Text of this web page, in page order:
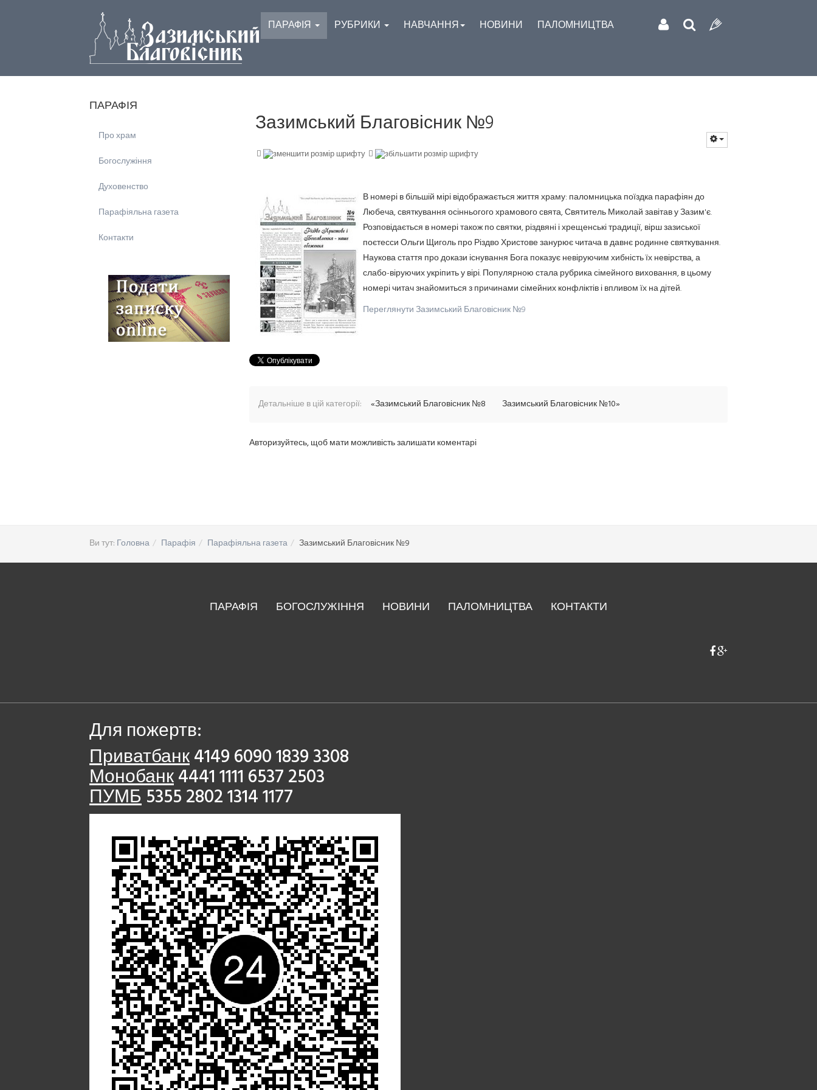
ПАРАФІЯ РУБРИКИ НАВЧАННЯ НОВИНИ ПАЛОМНИЦТВА
Зазимський Благовісник №9
В номері в більшій мірі відображається життя храму: паломницька поїздка парафіян до
Любеча, святкування осінньогого храмового свята, Святитель Миколай завітав у Зазим'є.
Розповідається в номері також по святки, різдвяні і хрещенські традиції, вірш зазиської
поєтесси Ольги Щиголь про Різдво Христове занурює читача в давнє родинне святкування.
Наукова стаття про докази існування Бога показує невіруючим хибність їх невірства, а
слабо-віруючих укріпить у вірі. Популярною стала рубрика сімейного виховання, в цьому
номері читач знайомиться з причинами сімейних конфліктів і впливом їх на дітей.
Переглянути Зазимський Благовісник №9
Детальніше в цій категорії: «Зазимський Благовісник №8 Зазимський Благовісник №10»
Авторизуйтесь, щоб мати можливість залишати коментарі
ПАРАФІЯ
Про храм
Богослужіння
Духовенство
Парафіяльна газета
Контакти
Ви тут: Головна Парафія Парафіяльна газета Зазимський Благовісник №9
ПАРАФІЯ БОГОСЛУЖІННЯ НОВИНИ ПАЛОМНИЦТВА КОНТАКТИ
Для пожертв:
Приватбанк4149 6090 1839 3308
Монобанк4441 1111 6537 2503
ПУМБ5355 2802 1314 1177